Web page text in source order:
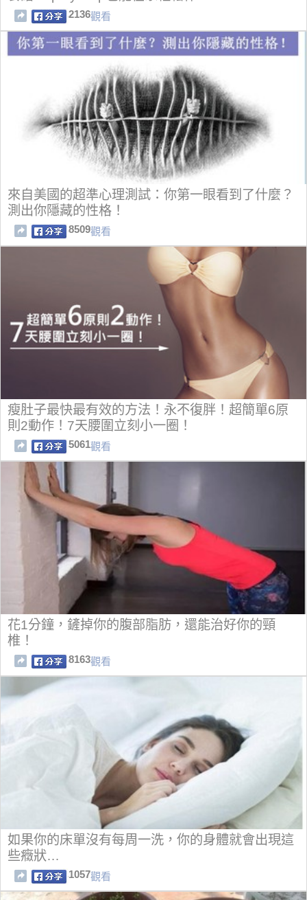
2136觀看
來自美國的超準心理測試：你第一眼看到了什麼？
測出你隱藏的性格！
8509觀看
瘦肚子最快最有效的方法！永不復胖！超簡單6原
則2動作！7天腰圍立刻小一圈！
5061觀看
花1分鐘，鏟掉你的腹部脂肪，還能治好你的頸
椎！
8163觀看
如果你的床單沒有每周一洗，你的身體就會出現這
些癥狀…
1057觀看